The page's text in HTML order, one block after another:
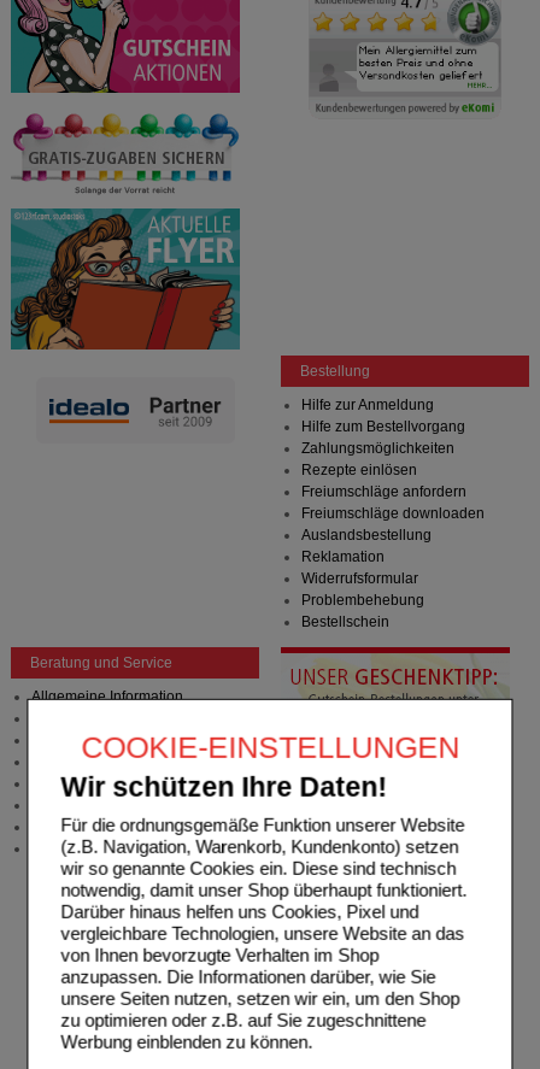
COOKIE-EINSTELLUNGEN
Wir schützen Ihre Daten!
Für die ordnungsgemäße Funktion unserer Website
(z.B. Navigation, Warenkorb, Kundenkonto) setzen
wir so genannte Cookies ein. Diese sind technisch
notwendig, damit unser Shop überhaupt funktioniert.
Darüber hinaus helfen uns Cookies, Pixel und
vergleichbare Technologien, unsere Website an das
von Ihnen bevorzugte Verhalten im Shop
anzupassen. Die Informationen darüber, wie Sie
unsere Seiten nutzen, setzen wir ein, um den Shop
zu optimieren oder z.B. auf Sie zugeschnittene
Werbung einblenden zu können.
Bestellung
Hilfe zur Anmeldung
Hilfe zum Bestellvorgang
Zahlungsmöglichkeiten
Rezepte einlösen
Freiumschläge anfordern
Freiumschläge downloaden
Auslandsbestellung
Reklamation
Widerrufsformular
Problembehebung
Bestellschein
Beratung und Service
Allgemeine Information
Meldung Arzneimittelrisiken
Zuzahlungsfreie Arzneien
Angebote & Downloads
Neukundenprämie
Stellenangebote